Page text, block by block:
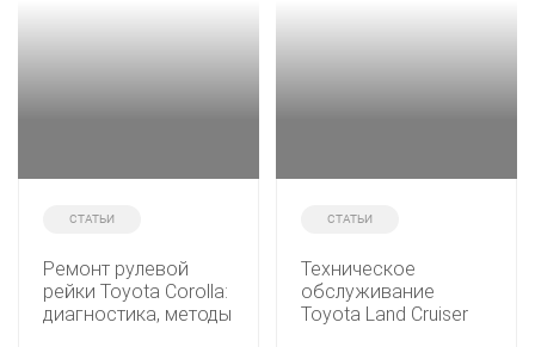
СТАТЬИ
Ремонт рулевой
рейки Toyota Corolla:
диагностика, методы
СТАТЬИ
Техническое
обслуживание
Toyota Land Cruiser